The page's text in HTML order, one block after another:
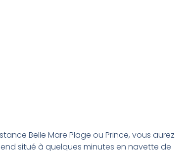
Belle Mare Plage ou Prince, vous aurez
situé à quelques minutes en navette de